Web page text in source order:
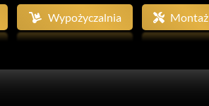
Wypożyczalnia Montaż